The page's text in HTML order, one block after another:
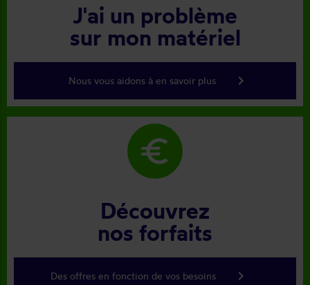
J'ai un problème
sur mon matériel
Nous vous aidons à en savoir plus keyboard_arrow_right
euro
Découvrez
nos forfaits
Des offres en fonction de vos besoins keyboard_arrow_right